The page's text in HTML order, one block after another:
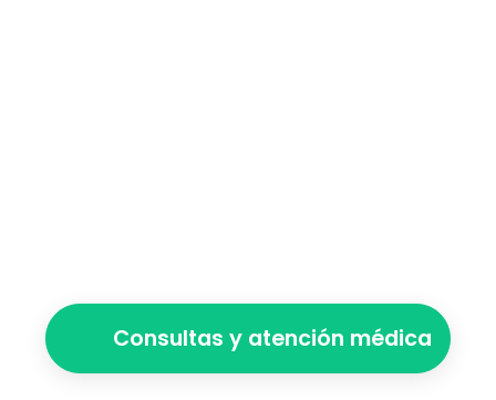
Consultas y atención médica